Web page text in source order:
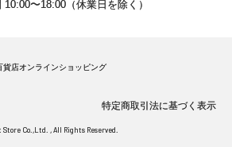
10:00〜18:00（休業日を除く）
貨店オンラインショッピング
特定商取引法に基づく表示
Co.,Ltd. , All Rights Reserved.